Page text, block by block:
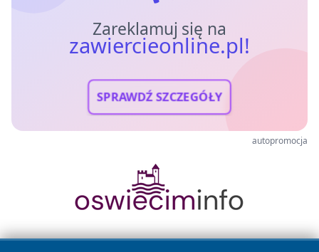
Zareklamuj się na
zawiercieonline.pl!
SPRAWDŹ SZCZEGÓŁY
autopromocja